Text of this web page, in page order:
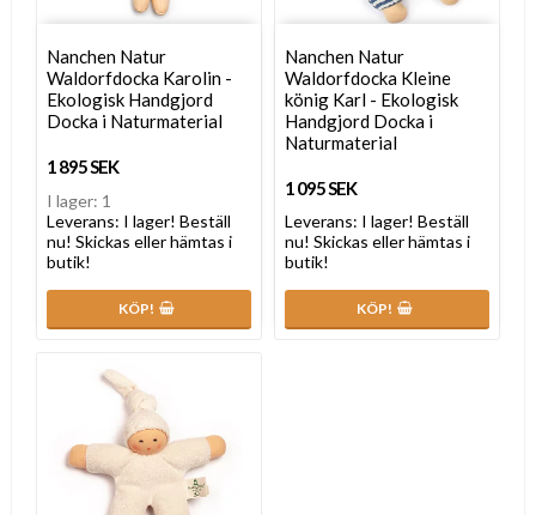
Nanchen Natur
Waldorfdocka Karolin -
Ekologisk Handgjord
Docka i Naturmaterial
1 895 SEK
I lager: 1
Leverans: I lager! Beställ
nu! Skickas eller hämtas i
butik!
KÖP!
Nanchen Natur
Waldorfdocka Kleine
könig Karl - Ekologisk
Handgjord Docka i
Naturmaterial
1 095 SEK
Leverans: I lager! Beställ
nu! Skickas eller hämtas i
butik!
KÖP!